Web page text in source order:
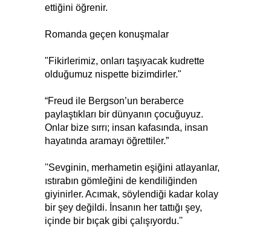
ettiğini öğrenir.
Romanda geçen konuşmalar
"Fikirlerimiz, onları taşıyacak kudrette
olduğumuz nispette bizimdirler."
“Freud ile Bergson’un beraberce
paylaştıkları bir dünyanın çocuğuyuz.
Onlar bize sırrı; insan kafasında, insan
hayatında aramayı öğrettiler.”
''Sevginin, merhametin eşiğini atlayanlar,
ıstırabın gömleğini de kendiliğinden
giyinirler. Acımak, söylendiği kadar kolay
bir şey değildi. İnsanın her tattığı şey,
içinde bir bıçak gibi çalışıyordu.''